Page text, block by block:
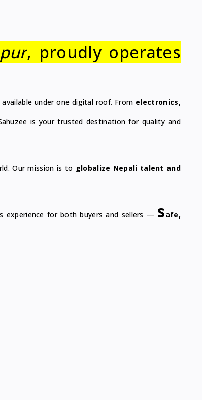
, proudly operates
under one digital roof. From electronics,
is your trusted destination for quality and
Our mission is to globalize Nepali talent and
experience for both buyers and sellers — safe,